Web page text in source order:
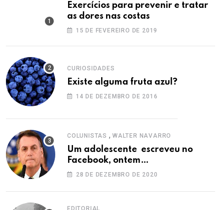
Exercícios para prevenir e tratar
as dores nas costas
15 DE FEVEREIRO DE 2019
CURIOSIDADES
Existe alguma fruta azul?
14 DE DEZEMBRO DE 2016
COLUNISTAS , WALTER NAVARRO
Um adolescente escreveu no
Facebook, ontem…
28 DE DEZEMBRO DE 2020
EDITORIAL